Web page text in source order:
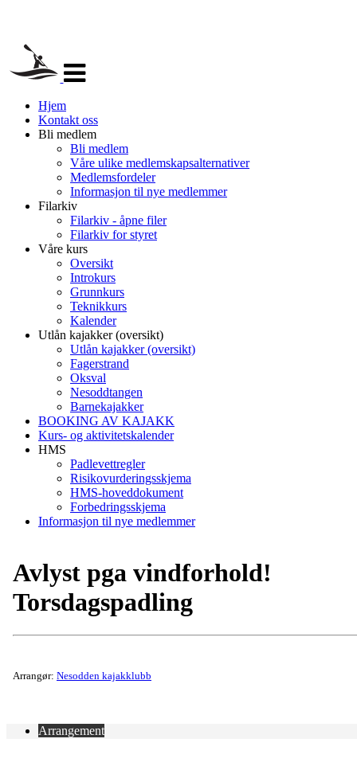
navigasjon
Hjem
Kontakt oss
Bli medlem
Bli medlem
Våre ulike medlemskapsalternativer
Medlemsfordeler
Informasjon til nye medlemmer
Filarkiv
Filarkiv - åpne filer
Filarkiv for styret
Våre kurs
Oversikt
Introkurs
Grunnkurs
Teknikkurs
Kalender
Utlån kajakker (oversikt)
Utlån kajakker (oversikt)
Fagerstrand
Oksval
Nesoddtangen
Barnekajakker
BOOKING AV KAJAKK
Kurs- og aktivitetskalender
HMS
Padlevettregler
Risikovurderingsskjema
HMS-hoveddokument
Forbedringsskjema
Informasjon til nye medlemmer
Avlyst pga vindforhold!
Torsdagspadling
Arrangør: Nesodden kajakklubb
Arrangement